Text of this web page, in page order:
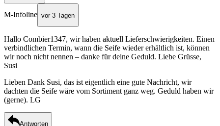
M-Infoline vor 3 Tagen
Hallo Combier1347, wir haben aktuell Lieferschwierigkeiten. Einen
verbindlichen Termin, wann die Seife wieder erhältlich ist, können
wir noch nicht nennen – danke für deine Geduld. Liebe Grüsse,
Susi
Lieben Dank Susi, das ist eigentlich eine gute Nachricht, wir
dachten die Seife wäre vom Sortiment ganz weg. Geduld haben wir
(gerne). LG
Antworten